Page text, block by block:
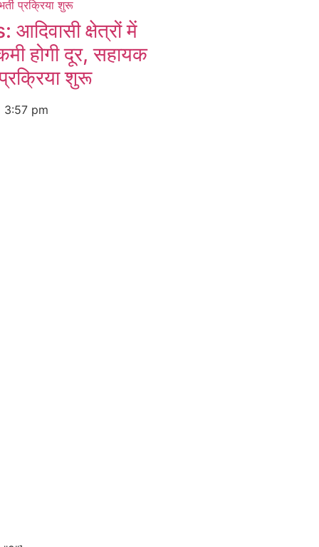
क्षेत्रों में
होगी दूर, सहायक
प्रक्रिया शुरू
3:57 pm